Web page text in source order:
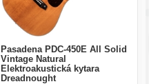
Pasadena PDC-450E All Solid
Vintage Natural
Elektroakustická kytara
Dreadnought